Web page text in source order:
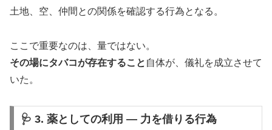
土地、空、仲間との関係を確認する行為となる。
ここで重要なのは、量ではない。
その場にタバコが存在すること 自体が、儀礼を成立させて
いた。
🩺 3. 薬としての利用 ― 力を借りる行為